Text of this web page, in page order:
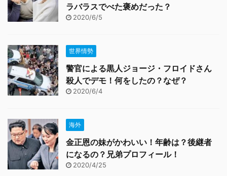
ラバラスでべた褒めだった？
2020/6/5
世界情勢
警官による黒人ジョージ・フロイドさん
殺人でデモ！何をしたの？なぜ？
2020/6/4
海外
金正恩の妹がかわいい！年齢は？後継者
になるの？兄弟プロフィール！
2020/4/25